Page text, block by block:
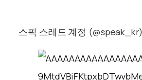
스픽 스레드 계정 (@speak_kr)